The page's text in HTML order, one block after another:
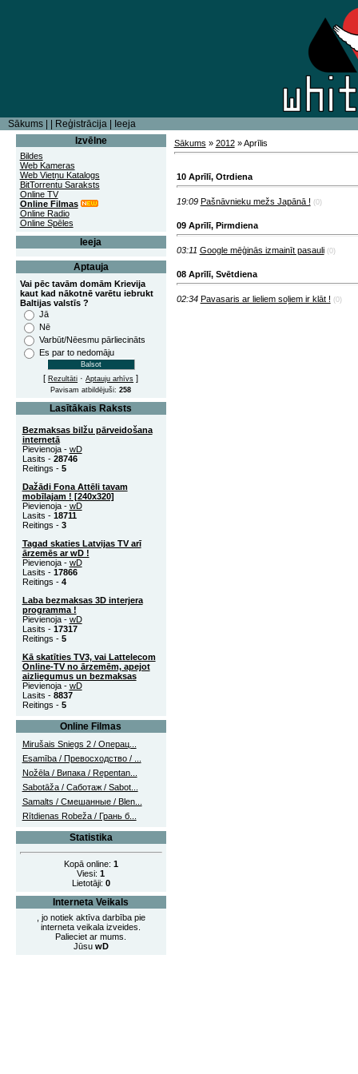
Sākums Reģistrācija
Ieeja
Izvēlne
Bildes
Web Kameras
Web Vietņu Katalogs
BitTorrentu Saraksts
Online TV
Online Filmas
Online Radio
Online Spēles
Ieeja
Aptauja
Vai pēc tavām domām Krievija
kaut kad nākotnē varētu iebrukt
Baltijas valstīs ?
Jā
Nē
Varbūt/Nēesmu pārliecināts
Es par to nedomāju
[Rezultāti ·Aptauju arhīvs ]
Pavisam atbildējuši:258
Lasītākais Raksts
Bezmaksas bilžu pārveidošana
internetā
Pievienoja - wD
Lasits - 28746
Reitings - 5
Dažādi Fona Attēli tavam
mobīlajam ! [240x320]
Pievienoja - wD
Lasits - 18711
Reitings - 3
Tagad skaties Latvijas TV arī
ārzemēs ar wD !
Pievienoja - wD
Lasits - 17866
Reitings - 4
Laba bezmaksas 3D interjera
programma !
Pievienoja - wD
Lasits - 17317
Reitings - 5
Kā skatīties TV3, vai Lattelecom
Online-TV no ārzemēm, apejot
aizliegumus un bezmaksas
Pievienoja - wD
Lasits - 8837
Reitings - 5
Online Filmas
Mirušais Sniegs 2 / Операц...
Esamība / Превосходство / ...
Nožēla / Випака / Repentan...
Sabotāža / Саботаж / Sabot...
Samalts / Смешанные / Blen...
Rītdienas Robeža / Грань б...
Statistika
Kopā online: 1
Viesi:1
Lietotāji: 0
Interneta Veikals
, jo notiek aktīva darbība pie
interneta veikala izveides.
Palieciet ar mums.
Jūsu wD
Sākums » 2012 » Aprīlis
10 Aprīlī, Otrdiena
19:09 Pašnāvnieku mežs Japānā ! (0)
09 Aprīlī, Pirmdiena
03:11 Google mēģinās izmainīt pasauli (0)
08 Aprīlī, Svētdiena
02:34 Pavasaris ar lieliem soļiem ir klāt ! (0)